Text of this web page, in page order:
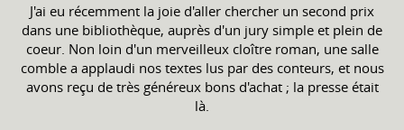
J'ai eu récemment la joie d'aller chercher un second prix
dans une bibliothèque, auprès d'un jury simple et plein de
coeur. Non loin d'un merveilleux cloître roman, une salle
comble a applaudi nos textes lus par des conteurs, et nous
avons reçu de très généreux bons d'achat ; la presse était
là.